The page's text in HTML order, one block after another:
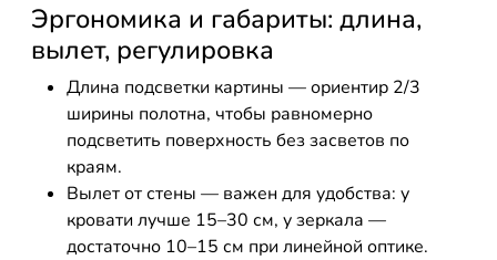
Эргономика и габариты: длина,
вылет, регулировка
Длина подсветки картины — ориентир 2/3
ширины полотна, чтобы равномерно
подсветить поверхность без засветов по
краям.
Вылет от стены — важен для удобства: у
кровати лучше 15–30 см, у зеркала —
достаточно 10–15 см при линейной оптике.